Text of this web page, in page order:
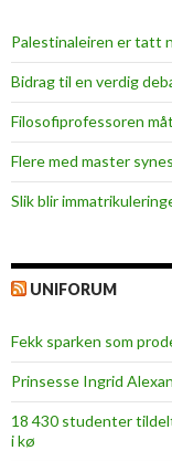
Palestinaleiren er tatt
Bidrag til en verdig
Filosofiprofessoren
Flere med master
Slik blir
UNIFORUM
Fekk sparken som
Prinsesse Ingrid
18 430 studenter
i kø